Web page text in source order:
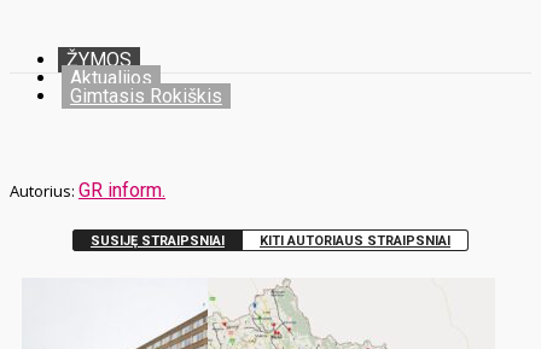
ŽYMOS
Aktualijos
Gimtasis Rokiškis
GR inform.
SUSIJĘ STRAIPSNIAI KITI AUTORIAUS STRAIPSNIAI